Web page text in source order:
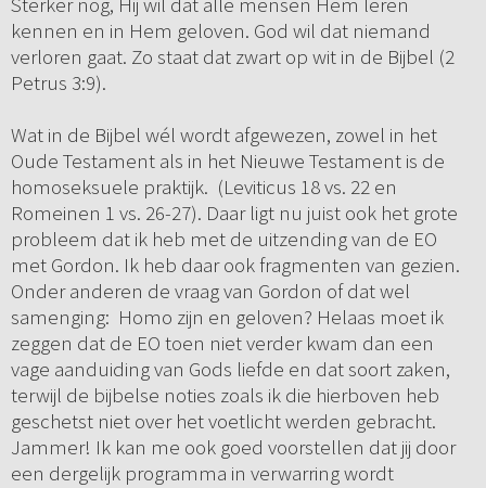
kennen en in Hem geloven. God wil dat niemand
verloren gaat. Zo staat dat zwart op wit in de Bijbel (2
Petrus 3:9).
Wat in de Bijbel wél wordt afgewezen, zowel in het
Oude Testament als in het Nieuwe Testament is de
homoseksuele praktijk. (Leviticus 18 vs. 22 en
Romeinen 1 vs. 26-27). Daar ligt nu juist ook het grote
probleem dat ik heb met de uitzending van de EO
met Gordon. Ik heb daar ook fragmenten van gezien.
Onder anderen de vraag van Gordon of dat wel
samenging: Homo zijn en geloven? Helaas moet ik
zeggen dat de EO toen niet verder kwam dan een
vage aanduiding van Gods liefde en dat soort zaken,
terwijl de bijbelse noties zoals ik die hierboven heb
geschetst niet over het voetlicht werden gebracht.
Jammer! Ik kan me ook goed voorstellen dat jij door
een dergelijk programma in verwarring wordt